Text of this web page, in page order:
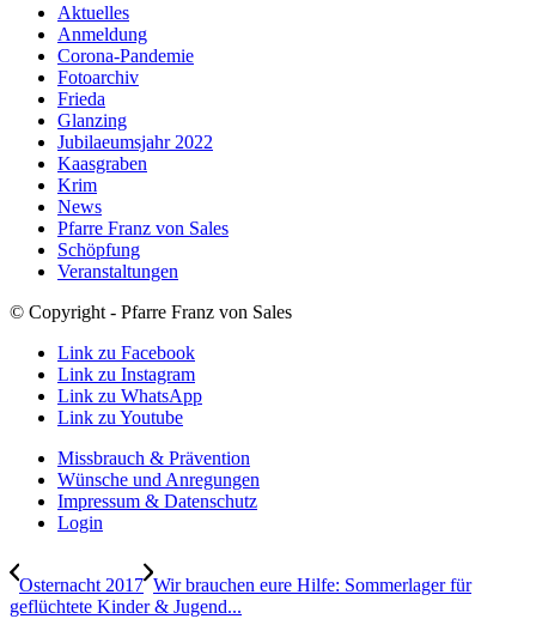
Aktuelles
Anmeldung
Corona-Pandemie
Fotoarchiv
Frieda
Glanzing
Jubilaeumsjahr 2022
Kaasgraben
Krim
News
Pfarre Franz von Sales
Schöpfung
Veranstaltungen
© Copyright - Pfarre Franz von Sales
Link zu Facebook
Link zu Instagram
Link zu WhatsApp
Link zu Youtube
Missbrauch & Prävention
Wünsche und Anregungen
Impressum & Datenschutz
Login
Osternacht 2017 Wir brauchen eure Hilfe: Sommerlager für
geflüchtete Kinder & Jugend...